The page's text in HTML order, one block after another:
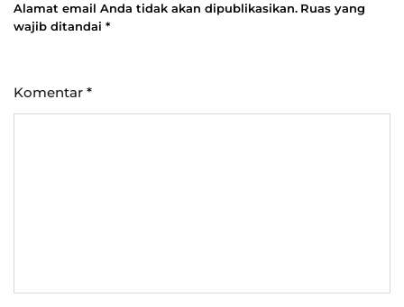
Alamat email Anda tidak akan dipublikasikan. Ruas yang
wajib ditandai *
Komentar *